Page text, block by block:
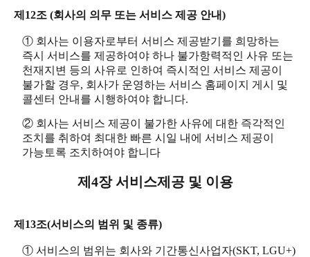
제12조 (회사의 의무 또는 서비스 제공 안내)
① 회사는 이용자로부터 서비스 제공받기를 희망하는
즉시 서비스를 제공하여야 하나 불가항력적인 사유 또는
천재지변 등의 사유로 인하여 즉시적인 서비스 제공이
불가할 경우, 회사가 운영하는 서비스 홈페이지 게시 및
콜센터 안내를 시행하여야 합니다.
② 회사는 서비스 제공이 불가한 사유에 대한 즉각적인
조치를 취하여 최대한 빠른 시일 내에 서비스 제공이
가능토록 조치하여야 합니다
제4장 서비스제공 및 이용
제13조(서비스의 범위 및 종류)
① 서비스의 범위는 회사와 기간통신사업자(SKT, LGU+)